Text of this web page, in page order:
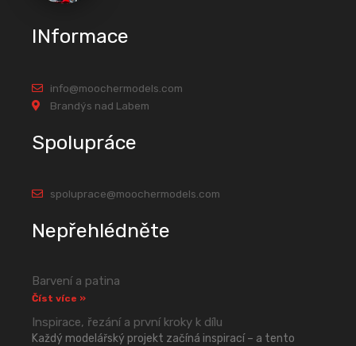
INformace
info@moochermodels.com
Brandýs nad Labem
Spolupráce
spoluprace@moochermodels.com
Nepřehlédněte
Barvení a patina
Číst více »
Inspirace, řezání a první kroky k dílu
Každý modelářský projekt začíná inspirací – a tento